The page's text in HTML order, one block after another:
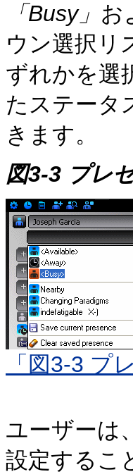
「Busy」 お
ウン選択リ
ずれかを選
たステータ
きます。
図3-3 プレ
「図3-3 プ
ユーザーは
設定するこ